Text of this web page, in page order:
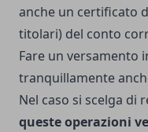
anche un certificato
titolari) del conto
Fare un versamento
tranquillamente
Nel caso si scelga di
queste operazioni